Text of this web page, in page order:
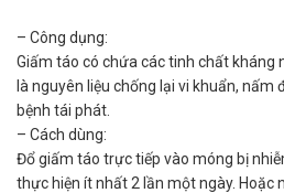
– Công dụng:
Giấm táo có chứa các tinh chất kháng
là nguyên liệu chống lại vi khuẩn, nấm
bệnh tái phát.
– Cách dùng:
Đổ giấm táo trực tiếp vào móng bị
thực hiện ít nhất 2 lần một ngày. Hoặc